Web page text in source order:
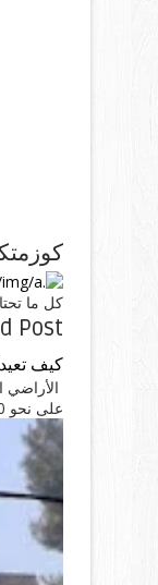
كل ما
Post
كيف
على نحو 200 دونم م...